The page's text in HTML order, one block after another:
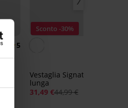
5
Sconto -30%
Vestaglia Signature Essence
lunga
31,49 €44,99 €